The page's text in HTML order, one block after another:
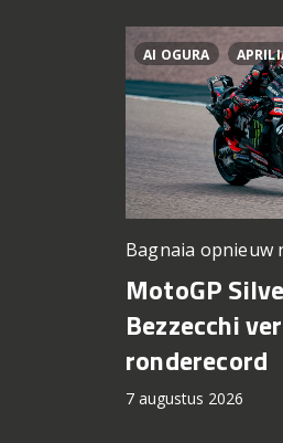
AI OGURA
Bagnaia opnieuw
MotoGP
Bezzecchi
ronderecord
7 augustus 2026